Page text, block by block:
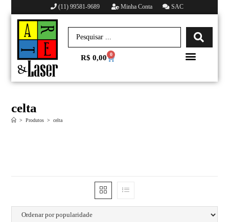
(11) 99581-9689 Minha Conta SAC
R$ 0,00 0
celta
> Produtos > celta